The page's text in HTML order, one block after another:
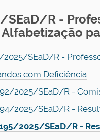
R -
SEaD/R -
com Deficiência
2025/SEaD/R -
2025/SEaD/R -
2025/SEaD/R -